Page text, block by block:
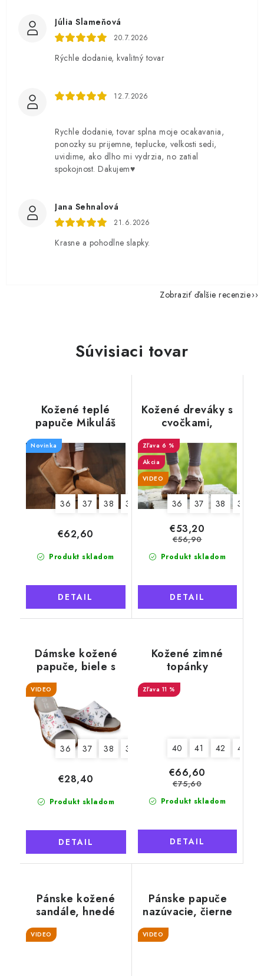
Júlia Slameňová
20.7.2026
Rýchle dodanie, kvalitný tovar
12.7.2026
Rychle dodanie, tovar splna moje ocakavania,
ponozky su prijemne, teplucke, velkosti sedi,
uvidime, ako dlho mi vydrzia, no zatial
spokojnost. Dakujem♥️
Jana Sehnalová
21.6.2026
Krasne a pohodlne slapky.
Zobraziť ďalšie recenzie
Súvisiaci tovar
Kožené teplé
papuče Mikuláš
"Exclusive"
Novinka
36 37 38 39 40 41 42 43 44
Produkt skladom
€62,60
DETAIL
Kožené dreváky s
cvočkami,
EXCLUSIVE
6 %
Akcia
VIDEO
36 37 38 39
Produkt skladom
€53,20
€56,90
DETAIL
Dámske kožené
papuče, biele s
VIDEO
36 37 38 39 41
Produkt skladom
€28,40
DETAIL
Kožené zimné
topánky
"Exclusive"
11 %
40 41 42 43
Produkt skladom
€66,60
€75,60
DETAIL
Pánske kožené
sandále, hnedé
VIDEO
Pánske papuče
nazúvacie, čierne
VIDEO